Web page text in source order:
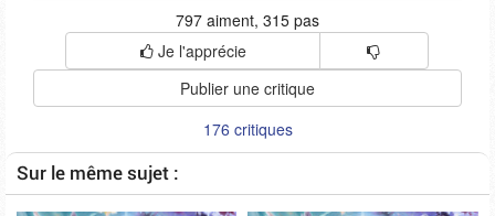
797 aiment, 315 pas
Je l'apprécie
Publier une critique
176 critiques
Sur le même sujet :